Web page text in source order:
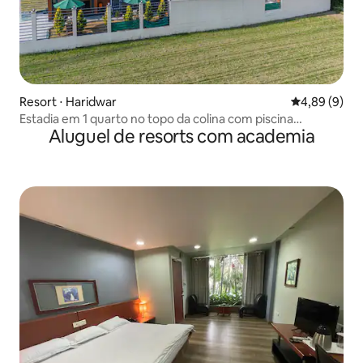
Resort ⋅ Haridwar 4,89 de uma
4,89 (9)
Estadia em 1 quarto no topo da colina com piscina
compartilhada
Aluguel de resorts com academia